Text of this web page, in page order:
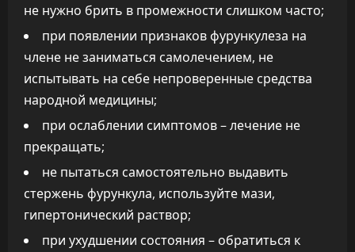
не нужно брить в промежности слишком часто;
при появлении признаков фурункулеза на
члене не заниматься самолечением, не
испытывать на себе непроверенные средства
народной медицины;
при ослаблении симптомов – лечение не
прекращать;
не пытаться самостоятельно выдавить
стержень фурункула, используйте мази,
гипертонический раствор;
при ухудшении состояния – обратиться к